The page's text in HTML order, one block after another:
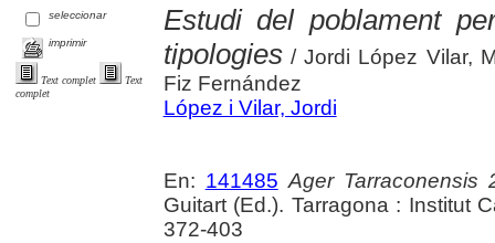
seleccionar
imprimir
Text complet
Text
complet
Estudi del poblament
tipologies/ Jordi López Vilar,
Fiz Fernández
López i Vilar, Jordi
En: 141485 Ager Tarraconensis
Guitart (Ed.). Tarragona : Institut
372-403